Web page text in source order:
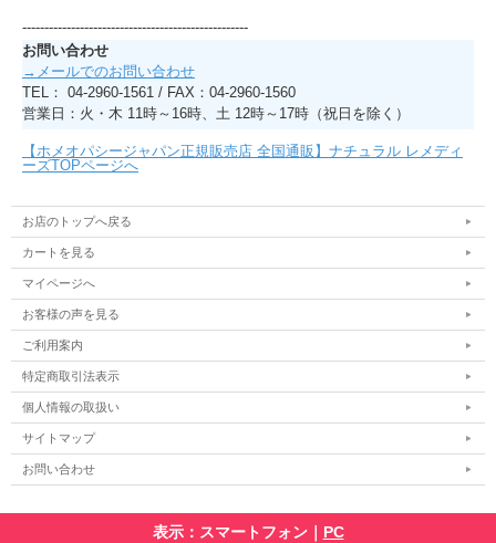
---------------------------------------------------
お問い合わせ
→メールでのお問い合わせ
TEL： 04-2960-1561 / FAX：04-2960-1560
営業日：火・木 11時～16時、土 12時～17時（祝日を除く）
【ホメオパシージャパン正規販売店 全国通販】ナチュラル レメディ
ーズTOPページへ
お店のトップへ戻る
カートを見る
マイページへ
お客様の声を見る
ご利用案内
特定商取引法表示
個人情報の取扱い
サイトマップ
お問い合わせ
表示：スマートフォン｜ PC